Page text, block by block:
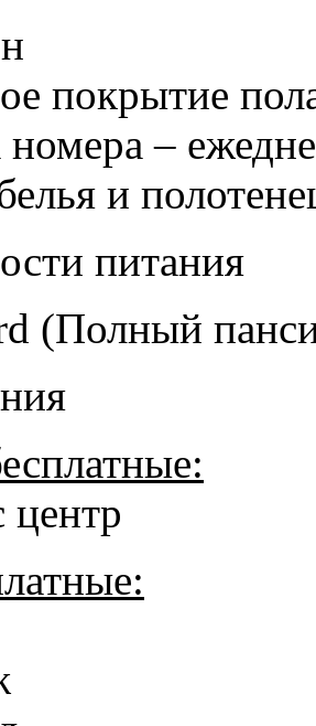
покрытие
–
и
питания
(Полный